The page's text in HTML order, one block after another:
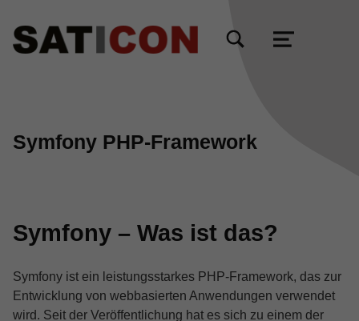
TOGGLE SEARCH FORM MODAL BOX
MENU
Symfony PHP-Framework
Symfony – Was ist das?
Symfony ist ein leistungsstarkes PHP-Framework, das zur
Entwicklung von webbasierten Anwendungen verwendet
wird. Seit der Veröffentlichung hat es sich zu einem der